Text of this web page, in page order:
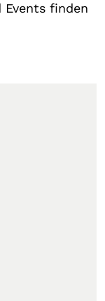
finden